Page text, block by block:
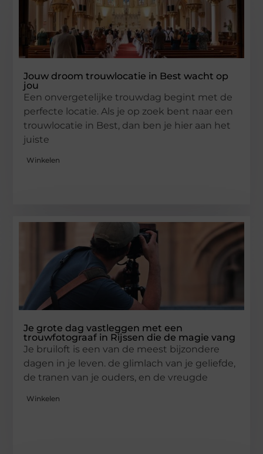
Jouw droom trouwlocatie in Best wacht op
jou
Een onvergetelijke trouwdag begint met de
perfecte locatie. Als je op zoek bent naar een
trouwlocatie in Best, dan ben je hier aan het
juiste
Winkelen
Je grote dag vastleggen met een
trouwfotograaf in Rijssen die de magie vang
Je bruiloft is een van de meest bijzondere
dagen in je leven. de glimlach van je geliefde,
de tranen van je ouders, en de vreugde
Winkelen